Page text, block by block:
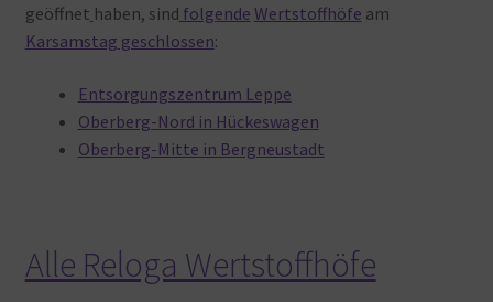
geöffnet haben, sind folgende Wertstoffhöfe am
Karsamstag geschlossen:
Entsorgungszentrum Leppe
Oberberg-Nord in Hückeswagen
Oberberg-Mitte in Bergneustadt
Alle Reloga Wertstoffhöfe